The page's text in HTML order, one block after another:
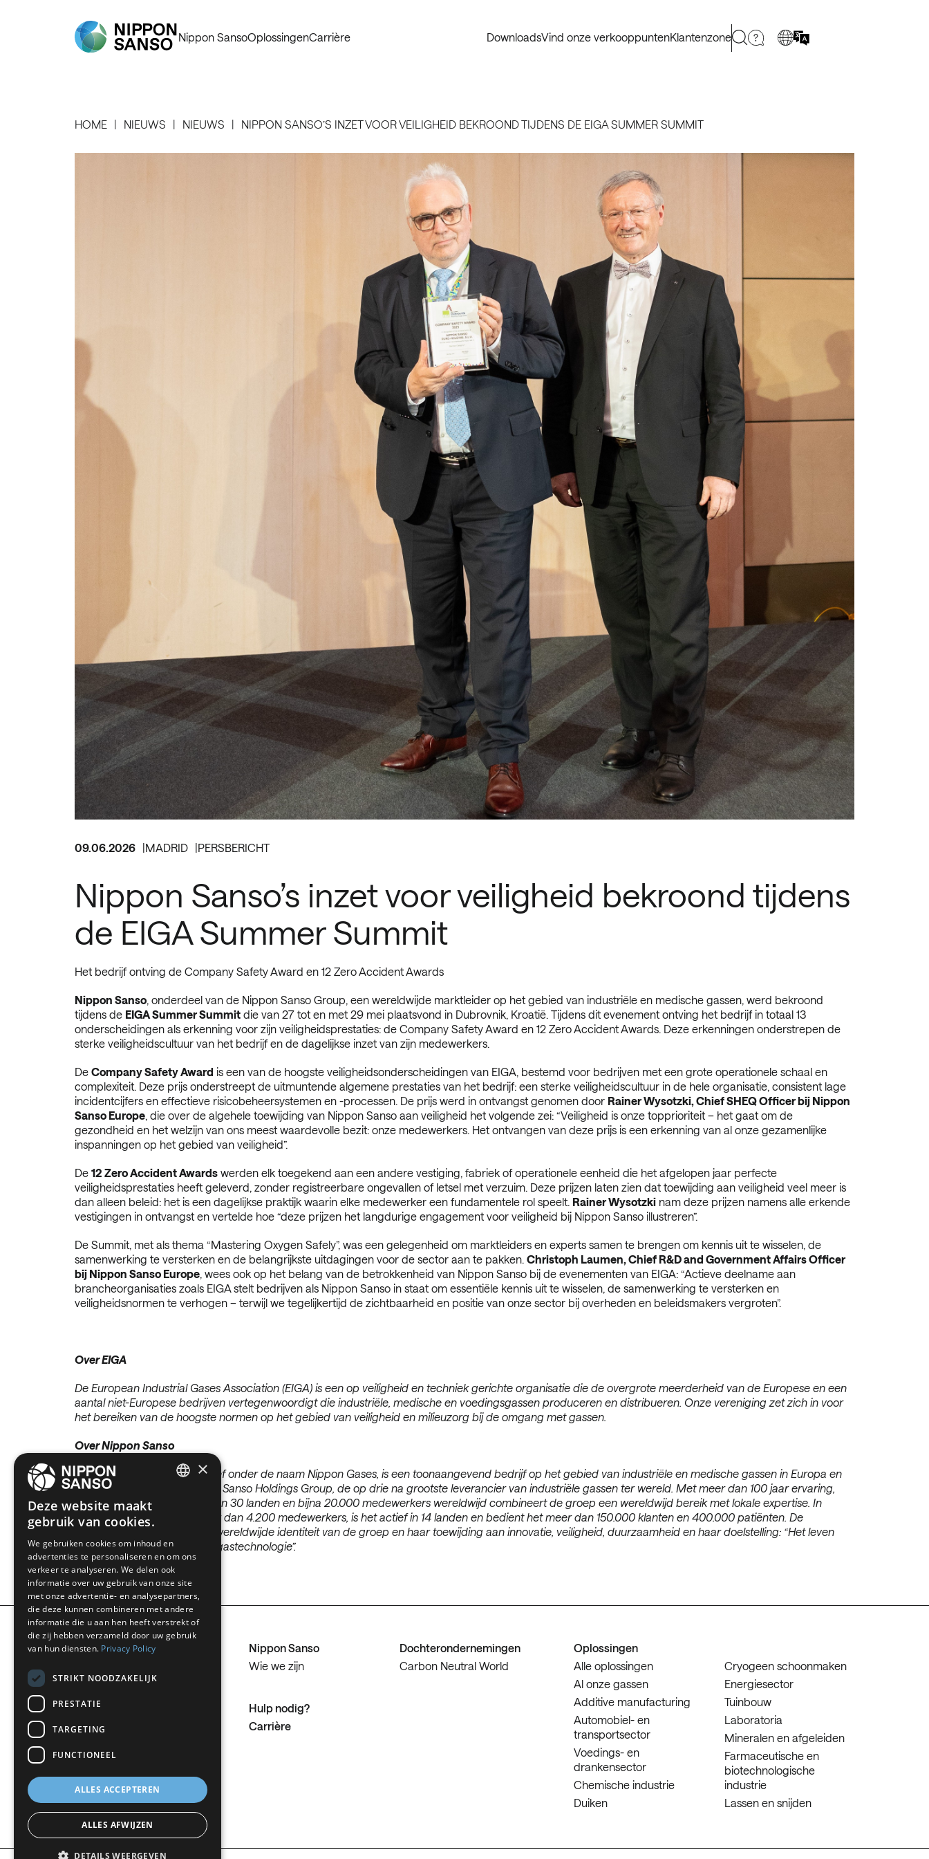
Nippon SansoOplossingenCarrière DownloadsVind onze verkooppuntenKlantenzone
HOME NIEUWS NIEUWS NIPPON SANSO’S INZET VOOR VEILIGHEID BEKROOND TIJDENS DE EIGA SUMMER SUMMIT
09.06.2026 MADRID PERSBERICHT
Nippon Sanso’s inzet voor veiligheid bekroond tijdens
de EIGA Summer Summit
Het bedrijf ontving de Company Safety Award en 12 Zero Accident Awards
Nippon Sanso, onderdeel van de Nippon Sanso Group, een wereldwijde marktleider op het gebied van industriële en medische gassen, werd bekroond
tijdens de EIGA Summer Summitdie van 27 tot en met 29 mei plaatsvond in Dubrovnik, Kroatië. Tijdens dit evenement ontving het bedrijf in totaal 13
onderscheidingen als erkenning voor zijn veiligheidsprestaties: de Company Safety Award en 12 Zero Accident Awards. Deze erkenningen onderstrepen de
sterke veiligheidscultuur van het bedrijf en de dagelijkse inzet van zijn medewerkers.
De Company Safety Award is een van de hoogste veiligheidsonderscheidingen van EIGA, bestemd voor bedrijven met een grote operationele schaal en
complexiteit. Deze prijs onderstreept de uitmuntende algemene prestaties van het bedrijf: een sterke veiligheidscultuur in de hele organisatie, consistent lage
incidentcijfers en effectieve risicobeheersystemen en -processen. De prijs werd in ontvangst genomen door Rainer Wysotzki, Chief SHEQ Officer bij Nippon
Sanso Europe, die over de algehele toewijding van Nippon Sanso aan veiligheid het volgende zei: “Veiligheid is onze topprioriteit – het gaat om de
gezondheid en het welzijn van ons meest waardevolle bezit: onze medewerkers. Het ontvangen van deze prijs is een erkenning van al onze gezamenlijke
inspanningen op het gebied van veiligheid”.
De 12 Zero Accident Awardswerden elk toegekend aan een andere vestiging, fabriek of operationele eenheid die het afgelopen jaar perfecte
veiligheidsprestaties heeft geleverd, zonder registreerbare ongevallen of letsel met verzuim. Deze prijzen laten zien dat toewijding aan veiligheid veel meer is
dan alleen beleid: het is een dagelijkse praktijk waarin elke medewerker een fundamentele rol speelt. Rainer Wysotzkinam deze prijzen namens alle erkende
vestigingen in ontvangst en vertelde hoe “deze prijzen het langdurige engagement voor veiligheid bij Nippon Sansoillustreren”.
De Summit, met als thema “Mastering Oxygen Safely”, was een gelegenheid om marktleiders en experts samen te brengen om kennis uit te wisselen, de
samenwerking te versterken en de belangrijkste uitdagingen voor de sector aan te pakken. Christoph Laumen, Chief R&D and Government Affairs Officer
bij Nippon Sanso Europe, wees ook op het belang van de betrokkenheid van Nippon Sanso bij de evenementen van EIGA: “Actieve deelname aan
brancheorganisaties zoals EIGA stelt bedrijven als Nippon Sanso in staat om essentiële kennis uit te wisselen, de samenwerking te versterken en
veiligheidsnormen te verhogen – terwijl we tegelijkertijd de zichtbaarheid en positie van onze sector bij overheden en beleidsmakersvergroten”.
Over EIGA
De European Industrial Gases Association (EIGA) is een op veiligheid en techniek gerichte organisatie die de overgrote meerderheid van de Europese en een
aantal niet-Europese bedrijven vertegenwoordigt die industriële, medische en voedingsgassen produceren en distribueren. Onze vereniging zet zich in voor
het bereiken van de hoogste normen op het gebied van veiligheid en milieuzorg bij de omgang met gassen.
Over Nippon Sanso
Nippon Sanso, voorheen actief onder de naam Nippon Gases, is een toonaangevend bedrijf op het gebied van industriële en medische gassen in Europa en
maakt deel uit van de Nippon Sanso Holdings Group, de op drie na grootste leverancier van industriële gassen ter wereld. Met meer dan 100 jaar ervaring,
een aanwezigheid in meer dan 30 landen en bijna 20.000 medewerkers wereldwijd combineert de groep een wereldwijd bereik met lokale expertise. In
Europa heeft het bedrijf meer dan 4.200 medewerkers, is het actief in 14 landen en bedient het meer dan 150.000 klanten en 400.000 patiënten. De
naamswijziging versterkt de wereldwijde identiteit van de groep en haar toewijding aan innovatie, veiligheid, duurzaamheid en haar doelstelling: “Het leven
verbeteren door middel van gastechnologie”.
Nippon Sanso
Wie we zijn
Hulp nodig?
Carrière
Oplossingen
Alle oplossingen
Al onze gassen
Additive manufacturing
Automobiel- en
transportsector
Voedings- en
drankensector
Chemische industrie
Duiken
Cryogeen schoonmaken
Energiesector
Tuinbouw
Laboratoria
Mineralen en afgeleiden
Farmaceutische en
biotechnologische
industrie
Lassen en snijden
Dochterondernemingen
Carbon Neutral World
SPANISH
FRENCH
GERMAN
ITALIAN
×
Deze website maakt
gebruik van cookies.
We gebruiken cookies om inhoud en
advertenties te personaliseren en om ons
verkeer te analyseren. We delen ook
informatie over uw gebruik van onze site
met onze advertentie- en analysepartners,
die deze kunnen combineren met andere
informatie die u aan hen heeft verstrekt of
die zij hebben verzameld door uw gebruik
van hun diensten. Privacy Policy
STRIKT NOODZAKELIJK
PRESTATIE
TARGETING
FUNCTIONEEL
ALLES ACCEPTEREN
ALLES AFWIJZEN
DETAILS WEERGEVEN